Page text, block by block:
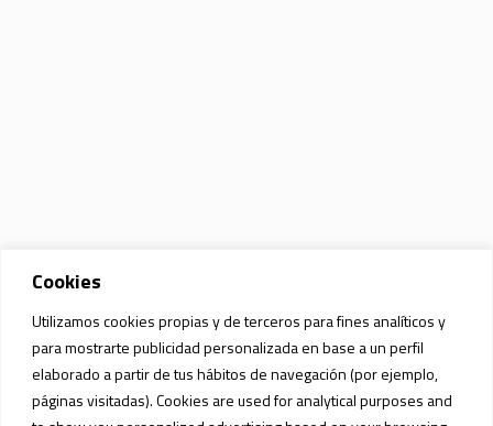
Cookies
Utilizamos cookies propias y de terceros para fines analíticos y
para mostrarte publicidad personalizada en base a un perfil
elaborado a partir de tus hábitos de navegación (por ejemplo,
páginas visitadas). Cookies are used for analytical purposes and